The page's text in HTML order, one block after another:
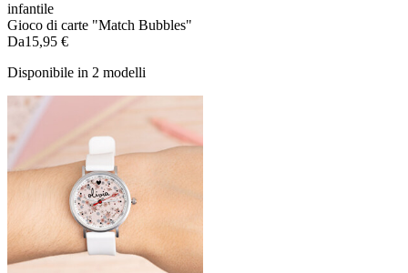
infantile
Gioco di carte "Match Bubbles"
Da15,95 €
Disponibile in 2 modelli